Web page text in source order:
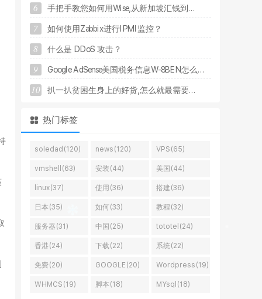
6 手把手教您如何用Wise, 从新加坡汇钱到 ...
7 如何使用Zabbix进行 PM 监控 ？
8 什么是 DDoS 攻击 ？
9 Goog eAdSense美国税务信息W-8BE N怎么...
10 扒一扒贫困生身 上的好货 怎么就最需要...
热门标签
soledad(120) news(120) VPS(65)
vmshell(63) 安装(44) 美国(44)
linux(37) 使用(36) 搭建(36)
日本(35) 如何(33) 教程(32)
服务器(31) 中国(25) tototel(24)
香港(24) 下载(22) 系统(22)
免费(20) GOOGLE(20) Wordpress(19)
WHMCS(19) 脚本(18) MYsql(18)